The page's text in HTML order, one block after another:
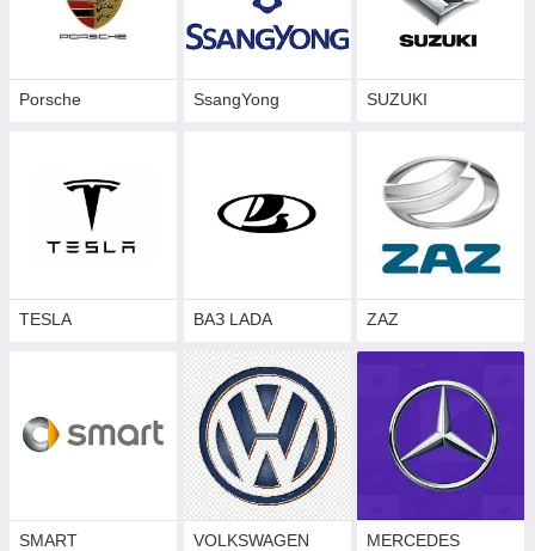
Porsche SsangYong SUZUKI
TESLA ВАЗ LADA ZAZ
SMART VOLKSWAGEN MERCEDES